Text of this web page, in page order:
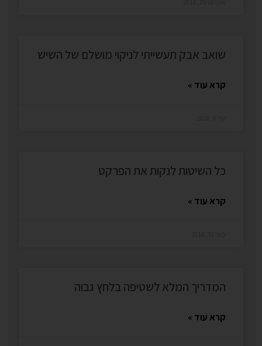
שואב אבק תעשייתי לניקוי מושלם של השיש
קרא עוד »
כל השיטות לנקות את הפרקט
קרא עוד »
המדריך המלא לשטיפה בלחץ גבוה
קרא עוד »